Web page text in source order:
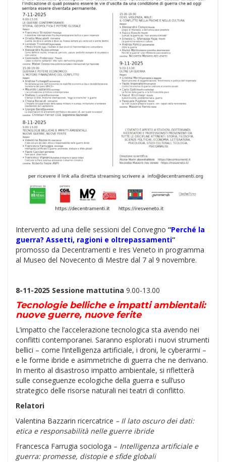
Intervento ad una delle sessioni del Convegno “Perché la
guerra? Assetti, ragioni e oltrepassamenti“
promosso da Decentramenti e Ires Veneto in programma
al Museo del Novecento di Mestre dal 7 al 9 novembre.
8-11-2025 Sessione mattutina 9.00-13.00
Tecnologie belliche e impatti ambientali:
nuove guerre, nuove ferite
L’impatto che l’accelerazione tecnologica sta avendo nei
conflitti contemporanei. Saranno esplorati i nuovi strumenti
bellici – come l’intelligenza artificiale, i droni, le cyberarmi –
e le forme ibride e asimmetriche di guerra che ne derivano.
In merito al disastroso impatto ambientale, si rifletterà
sulle conseguenze ecologiche della guerra e sull’uso
strategico delle risorse naturali nei teatri di conflitto.
Relatori
Valentina Bazzarin ricercatrice – Il lato oscuro dei dati:
etica e responsabilità nelle guerre ibride
Francesca Farrugia sociologa – Intelligenza artificiale e
guerra: promesse, distopie e sfide globali